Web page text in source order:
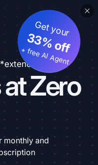
Zero
Get your
33% off
+ free AI Agent
monthly and